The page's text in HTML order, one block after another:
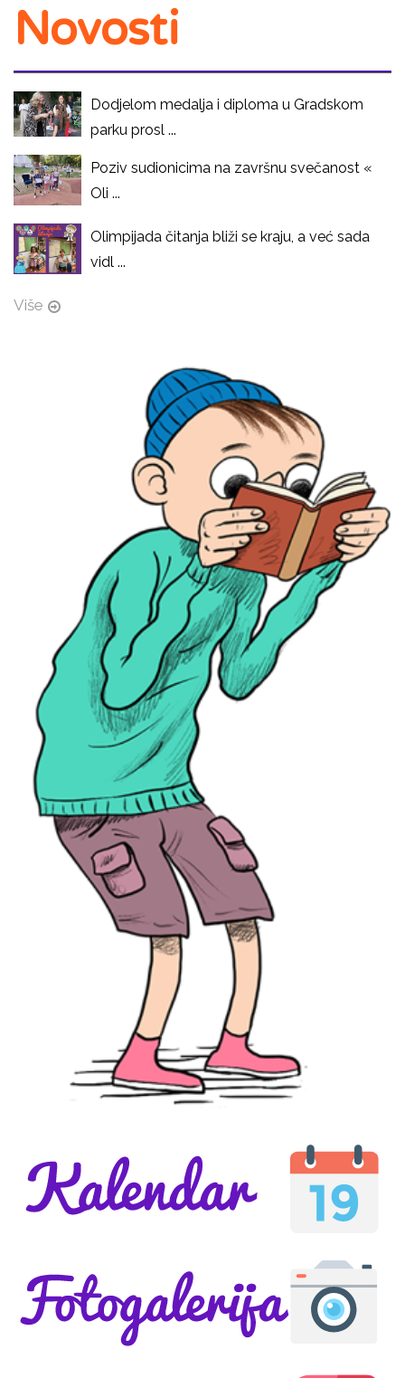
Novosti
Dodjelom medalja i diploma u Gradskom
parku prosl ...
Poziv sudionicima na završnu svečanost «
Oli ...
Olimpijada čitanja bliži se kraju, a već sada
vidl ...
Više